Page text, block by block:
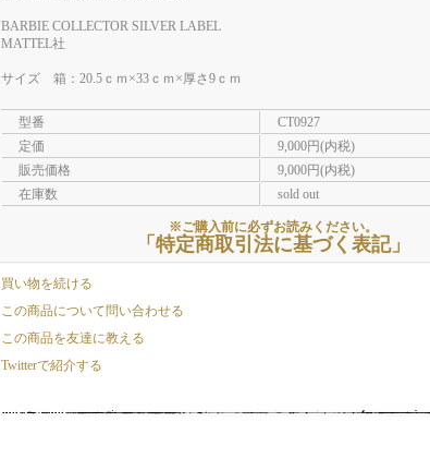
BARBIE COLLECTOR SILVER LABEL
MATTEL社
サイズ 箱：20.5ｃｍ×33ｃｍ×厚さ9ｃｍ
型番
CT0927
定価
9,000円(内税)
販売価格
9,000円(内税)
在庫数
sold out
※ご購入前に必ずお読みください。
「特定商取引法に基づく表記」
買い物を続ける
この商品について問い合わせる
この商品を友達に教える
Twitterで紹介する